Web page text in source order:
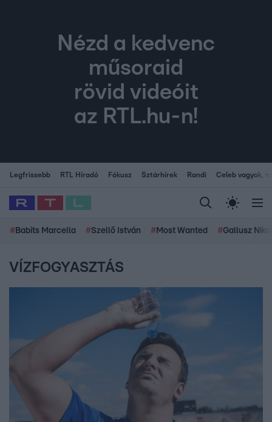
Nézd a kedvenc
műsoraid
rövid videóit
az RTL.hu-n!
Legfrissebb RTL Híradó Fókusz Sztárhírek Randi Celeb vagyok,
# Babits Marcella #Szellő István # Most Wanted #Gallusz
VÍZFOGYASZTÁS